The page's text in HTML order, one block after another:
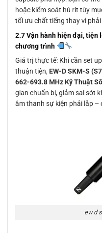
hoặc kiểm soát hú rít tùy
tối ưu chất tiếng thay vì
2.7 Vận hành hiện đại, tiện
chương trình
Giá trị thực tế: Khi cần set
thuận tiện, EW-D SKM-S
662-693.8 MHz Kỹ Thuật
gian chuẩn bị, giảm sai sót
âm thanh sự kiện phải lắp –
ew d